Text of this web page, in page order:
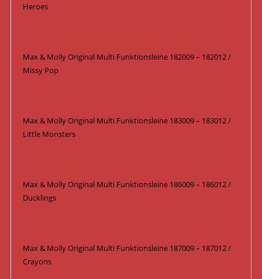
Heroes
Max & Molly Original Multi Funktionsleine 182009 – 182012 /
Missy Pop
Max & Molly Original Multi Funktionsleine 183009 – 183012 /
Little Monsters
Max & Molly Original Multi Funktionsleine 186009 – 186012 /
Ducklings
Max & Molly Original Multi Funktionsleine 187009 – 187012 /
Crayons